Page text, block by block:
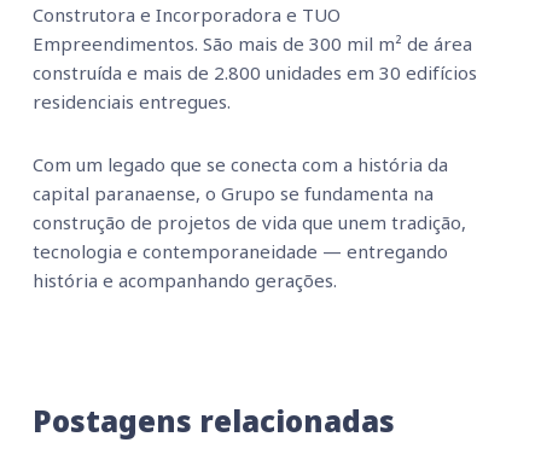
Construtora e Incorporadora e TUO
Empreendimentos. São mais de 300 mil m² de área
construída e mais de 2.800 unidades em 30 edifícios
residenciais entregues.
Com um legado que se conecta com a história da
capital paranaense, o Grupo se fundamenta na
construção de projetos de vida que unem tradição,
tecnologia e contemporaneidade — entregando
história e acompanhando gerações.
Postagens relacionadas